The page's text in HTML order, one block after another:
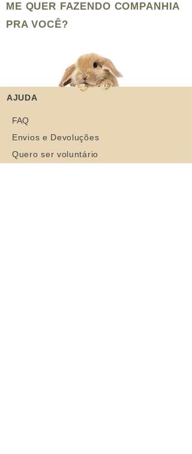
ME QUER FAZENDO COMPANHIA
PRA VOCÊ?
AJUDA
FAQ
Envios e Devoluções
Quero ser voluntário